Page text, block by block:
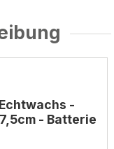
-
,5cm - Batterie